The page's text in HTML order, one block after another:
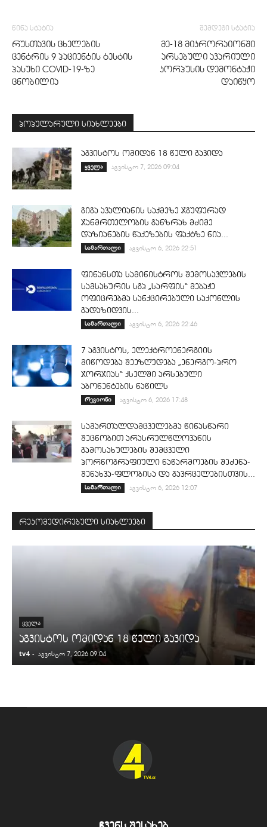
წინა სტატია
რუსთავის ცხელების
ცენტრის 9 პაციენტის ტესტის
პასუხი COVID-19-ზე
ცნობილია
შემდეგი სტატია
მე-18 მიკრორაიონში
არსებული ავარიული
კორპუსის დემონტაჟი
დაიწყო
პოპულარული სიახლეები
აგვისტოს ომიდან 18 წელი გავიდა
ყველა აგვისტო 7, 2026 09:04
გიგა ავალიანის საქმეზე ჯგუფურად
ჯანმრთელობის განზრახ მძიმე
დაზიანების წაქეზების ფაქტზე ნია...
სამართალი აგვისტო 6, 2026 22:51
ფინანსთა სამინისტროს შემოსავლების
სამსახურის სგპ „სარფის“ მებაჟე
ოფიცრებმა სანქცირებული საქონლის
გადაზიდვის...
სამართალი აგვისტო 6, 2026 22:46
7 აგვისტოს, ელექტროენერგიის
მიწოდება შეეზღუდება „ენერგო-პრო
ჯორჯიას“ ქსელში არსებული
აბონენტების ნაწილს
რეგიონი აგვისტო 6, 2026 17:48
სამართალდამცველებმა წინასწარი
შეცნობით არასრულწლოვანის
გამოსახულების შემცველი
პორნოგრაფიული ნაწარმოების შეძენა-
შენახვა-ფლობისა და გავრცელებისთვის...
სამართალი აგვისტო 6, 2026 12:07
რეკომედირებული სიახლეები
ᲧᲕᲔᲚᲐ
აგვისტოს ომიდან 18 წელი გავიდა
tv4 - აგვისტო 7, 2026 09:04